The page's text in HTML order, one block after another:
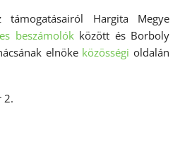
Hargita Megye
beszámolókközött és Borboly
elnöke közösségi oldalán
2.